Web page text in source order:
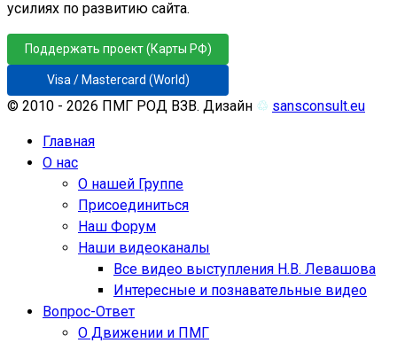
усилиях по развитию сайта.
Поддержать проект (Карты РФ)
Visa / Mastercard (World)
© 2010 - 2026 ПМГ РОД ВЗВ. Дизайн ♲ sansconsult.eu
Главная
О нас
О нашей Группе
Присоединиться
Наш Форум
Наши видеоканалы
Все видео выступления Н.В. Левашова
Интересные и познавательные видео
Вопрос-Ответ
О Движении и ПМГ